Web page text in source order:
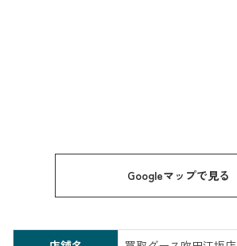
Googleマップで見る